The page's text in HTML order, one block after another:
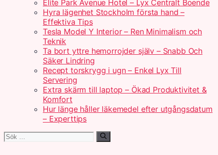
Elite Park Avenue Hotel – Lyx Centralt Boende
Hyra lägenhet Stockholm första hand –
Effektiva Tips
Tesla Model Y Interior – Ren Minimalism och
Teknik
Ta bort yttre hemorrojder själv – Snabb Och
Säker Lindring
Recept torskrygg i ugn – Enkel Lyx Till
Servering
Extra skärm till laptop – Ökad Produktivitet &
Komfort
Hur länge håller läkemedel efter utgångsdatum
– Experttips
Sök